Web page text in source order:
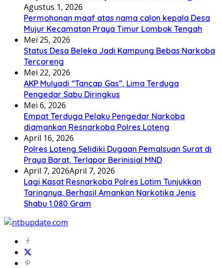
Agustus 1, 2026
Permohonan maaf atas nama calon kepala Desa
Mujur Kecamatan Praya Timur Lombok Tengah
Mei 25, 2026
Status Desa Beleka Jadi ‎Kampung Bebas Narkoba
Tercoreng
Mei 22, 2026
AKP Mulyadi “Tancap Gas”, Lima Terduga
Pengedar Sabu Diringkus
Mei 6, 2026
Empat Terduga Pelaku Pengedar Narkoba
diamankan Resnarkoba Polres Loteng
April 16, 2026
Polres Loteng Selidiki Dugaan Pemalsuan Surat di
Praya Barat, Terlapor Berinisial MND
April 7, 2026April 7, 2026
Lagi Kasat Resnarkoba Polres Lotim Tunjukkan
Taringnya, Berhasil Amankan Narkotika Jenis
Shabu 1.080 Gram